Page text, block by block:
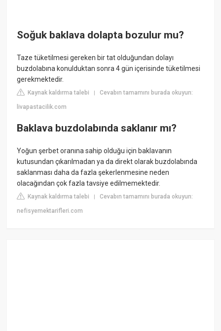
Soğuk baklava dolapta bozulur mu?
Taze tüketilmesi gereken bir tat olduğundan dolayı
buzdolabına konulduktan sonra 4 gün içerisinde tüketilmesi
gerekmektedir.
Kaynak kaldırma talebi |Cevabın tamamını burada okuyun:
livapastacilik.com
Baklava buzdolabında saklanır mı?
Yoğun şerbet oranına sahip olduğu için baklavanın
kutusundan çıkarılmadan ya da direkt olarak buzdolabında
saklanması daha da fazla şekerlenmesine neden
olacağından çok fazla tavsiye edilmemektedir.
Kaynak kaldırma talebi |Cevabın tamamını burada okuyun:
nefisyemektarifleri.com